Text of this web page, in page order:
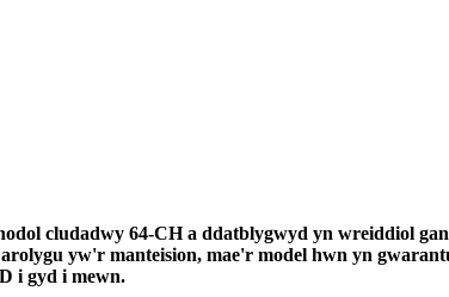
cludadwy 64-CH a ddatblygwyd yn wreiddiol
yw'r manteision, mae'r model hwn yn
i gyd i mewn.